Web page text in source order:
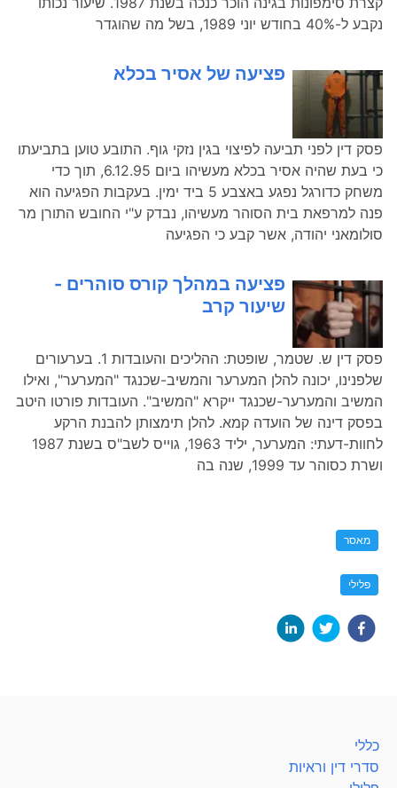
נקבע ל-40% בחודש יוני 1989, בשל מה שהוגדר
פציעה של אסיר בכלא
פסק דין לפני תביעה לפיצוי בגין נזקי גוף. התובע טוען בתביעתו
כי בעת שהיה אסיר בכלא מעשיהו ביום 6.12.95, תוך כדי
משחק כדורגל נפגע באצבע 5 ביד ימין. בעקבות הפגיעה הוא
פנה למרפאת בית הסוהר מעשיהו, נבדק ע"י החובש התורן מר
סולומאני יהודה, אשר קבע כי הפגיעה
פציעה במהלך קורס סוהרים -
שיעור קרב
פסק דין ש. שטמר, שופטת: ההליכים והעובדות 1. בערעורים
שלפנינו, יכונה להלן המערער והמשיב-שכנגד "המערער", ואילו
המשיב והמערער-שכנגד ייקרא "המשיב". העובדות פורטו היטב
בפסק דינה של הועדה קמא. להלן תימצותן להבנת הרקע
לחוות-דעתי: המערער, יליד 1963, גוייס לשב"ס בשנת 1987
ושרת כסוהר עד 1999, שנה בה
מאסר
פלילי
כללי
סדרי דין וראיות